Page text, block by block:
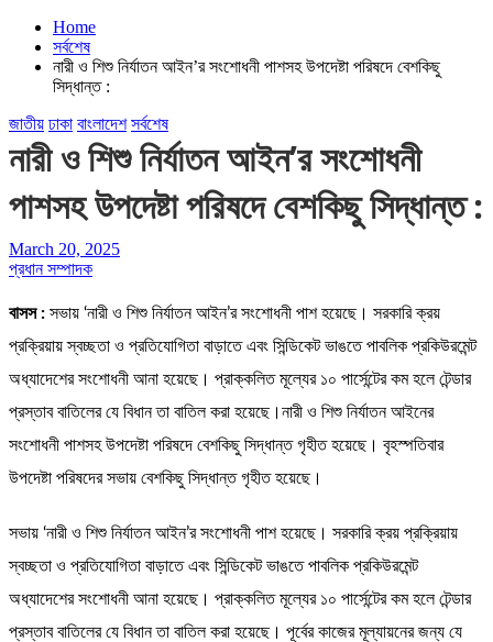
Home
সর্বশেষ
নারী ও শিশু নির্যাতন আইন’র সংশোধনী পাশসহ উপদেষ্টা পরিষদে বেশকিছু
সিদ্ধান্ত :
জাতীয় ঢাকা বাংলাদেশ সর্বশেষ
নারী ও শিশু নির্যাতন আইন’র সংশোধনী
পাশসহ উপদেষ্টা পরিষদে বেশকিছু সিদ্ধান্ত :
March 20, 2025
প্রধান সম্পাদক
বাসস : সভায় ‘নারী ও শিশু নির্যাতন আইন’র সংশোধনী পাশ হয়েছে। সরকারি ক্রয়
প্রক্রিয়ায় স্বচ্ছতা ও প্রতিযোগিতা বাড়াতে এবং সিন্ডিকেট ভাঙতে পাবলিক প্রকিউরমেন্ট
অধ্যাদেশের সংশোধনী আনা হয়েছে। প্রাক্কলিত মূল্যের ১০ পার্সেন্টের কম হলে টেন্ডার
প্রস্তাব বাতিলের যে বিধান তা বাতিল করা হয়েছে।নারী ও শিশু নির্যাতন আইনের
সংশোধনী পাশসহ উপদেষ্টা পরিষদে বেশকিছু সিদ্ধান্ত গৃহীত হয়েছে। বৃহস্পতিবার
উপদেষ্টা পরিষদের সভায় বেশকিছু সিদ্ধান্ত গৃহীত হয়েছে।
সভায় ‘নারী ও শিশু নির্যাতন আইন’র সংশোধনী পাশ হয়েছে। সরকারি ক্রয় প্রক্রিয়ায়
স্বচ্ছতা ও প্রতিযোগিতা বাড়াতে এবং সিন্ডিকেট ভাঙতে পাবলিক প্রকিউরমেন্ট
অধ্যাদেশের সংশোধনী আনা হয়েছে। প্রাক্কলিত মূল্যের ১০ পার্সেন্টের কম হলে টেন্ডার
প্রস্তাব বাতিলের যে বিধান তা বাতিল করা হয়েছে। পূর্বের কাজের মূল্যায়নের জন্য যে